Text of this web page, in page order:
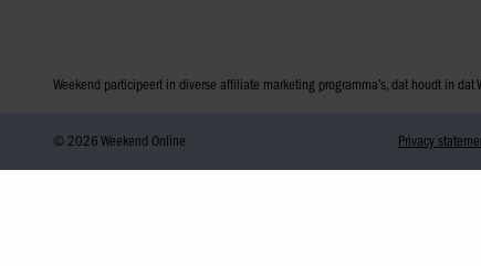
Weekend participeert in diverse affiliate marketing programma’s, dat houdt in
© 2026 Weekend Online Privacy